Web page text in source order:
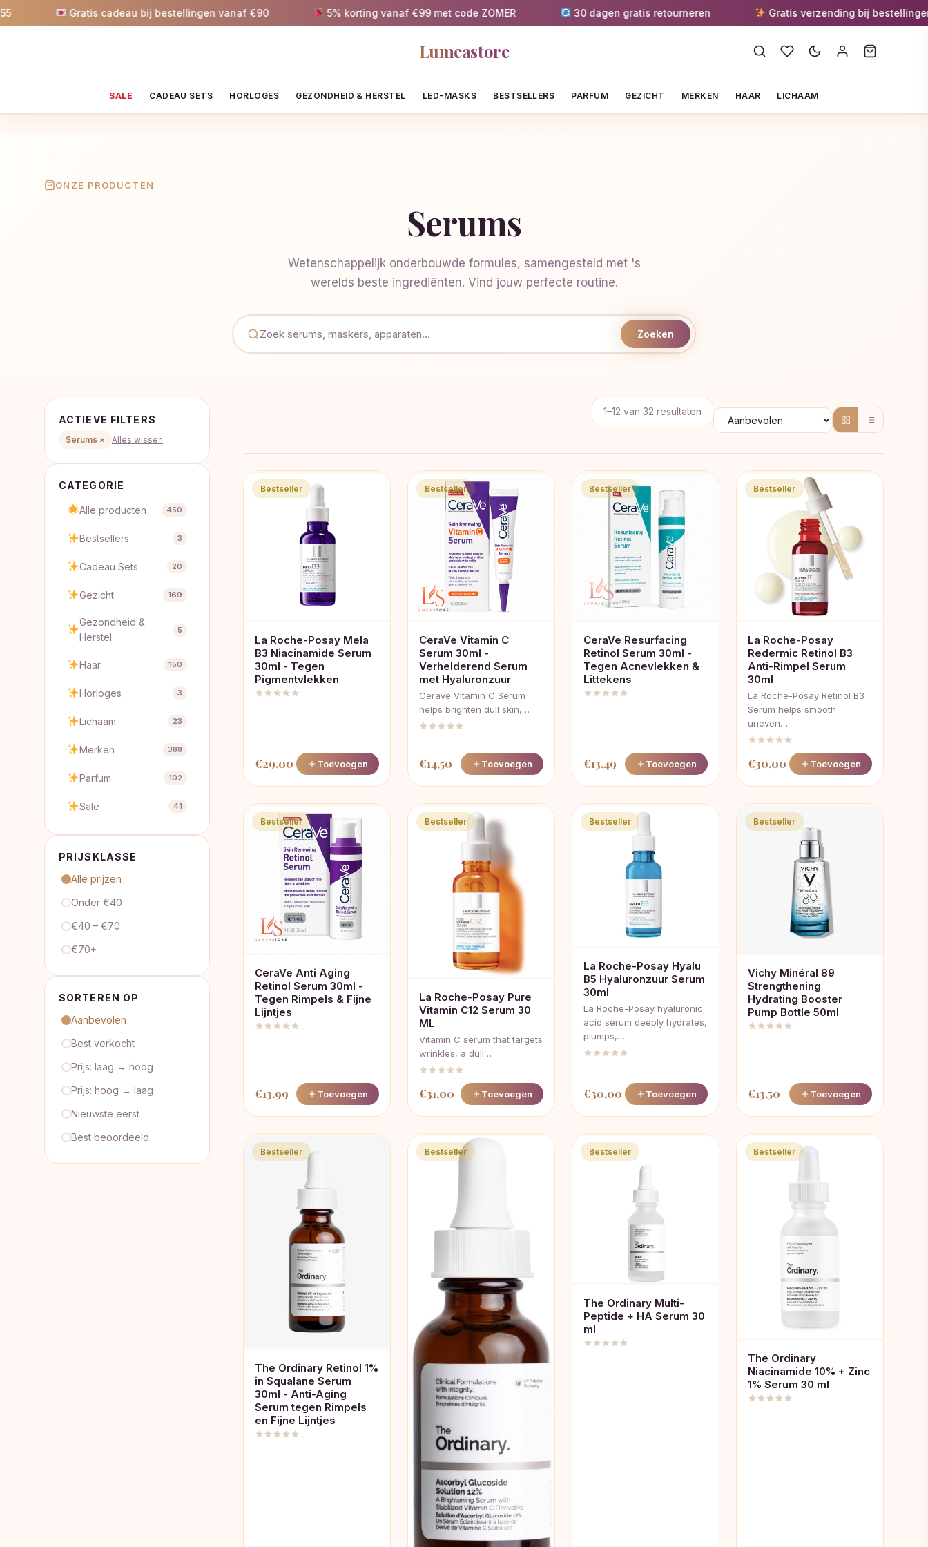
Gratis cadeau bij bestellingen vanaf €90 5% korting vanaf €99 met code ZOMER 30 dagen gratis retourneren Gratis verzending bij bestellingen
Lumeastore
SALE CADEAU SETS HORLOGES GEZONDHEID & HERSTEL LED-MASKS BESTSELLERS PARFUM GEZICHT MERKEN HAAR LICHAAM
ONZE PRODUCTEN
Serums
Wetenschappelijk onderbouwde formules, samengesteld met 's
werelds beste ingrediënten. Vind jouw perfecte routine.
Zoeken
ACTIEVE FILTERS
Serums × Alles wissen
CATEGORIE
Alle producten 450
Bestsellers 3
Cadeau Sets 20
Gezicht 169
Gezondheid &
Herstel
5
Haar 150
Horloges 3
Lichaam 23
Merken 388
Parfum 102
Sale 41
PRIJSKLASSE
Alle prijzen
Onder €40
€40 – €70
€70+
SORTEREN OP
Aanbevolen
Best verkocht
Prijs: laag → hoog
Prijs: hoog → laag
Nieuwste eerst
Best beoordeeld
1–12 van 32 resultaten Gesorteerd
op
Bestseller
La Roche-Posay Mela
B3 Niacinamide Serum
30ml - Tegen
Pigmentvlekken
€29,00 Toevoegen
Bestseller
CeraVe Vitamin C
Serum 30ml -
Verhelderend Serum
met Hyaluronzuur
CeraVe Vitamin C Serum
helps brighten dull skin,…
€14,50 Toevoegen
Bestseller
CeraVe Resurfacing
Retinol Serum 30ml -
Tegen Acnevlekken &
Littekens
€13,49 Toevoegen
Bestseller
La Roche-Posay
Redermic Retinol B3
Anti-Rimpel Serum
30ml
La Roche-Posay Retinol B3
Serum helps smooth
uneven…
€30,00 Toevoegen
Bestseller
CeraVe Anti Aging
Retinol Serum 30ml -
Tegen Rimpels & Fijne
Lijntjes
€13,99 Toevoegen
Bestseller
La Roche-Posay Pure
Vitamin C12 Serum 30
ML
Vitamin C serum that targets
wrinkles, a dull…
€31,00 Toevoegen
Bestseller
La Roche-Posay Hyalu
B5 Hyaluronzuur Serum
30ml
La Roche-Posay hyaluronic
acid serum deeply hydrates,
plumps,…
€30,00 Toevoegen
Bestseller
Vichy Minéral 89
Strengthening
Hydrating Booster
Pump Bottle 50ml
€13,50 Toevoegen
Bestseller
The Ordinary Retinol 1%
in Squalane Serum
30ml - Anti-Aging
Serum tegen Rimpels
en Fijne Lijntjes
Bestseller Bestseller
The Ordinary Multi-
Peptide + HA Serum 30
ml
Bestseller
The Ordinary
Niacinamide 10% + Zinc
1% Serum 30 ml